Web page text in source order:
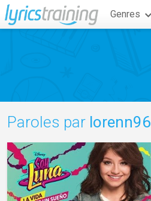
Genres
Paroles par lorenn96